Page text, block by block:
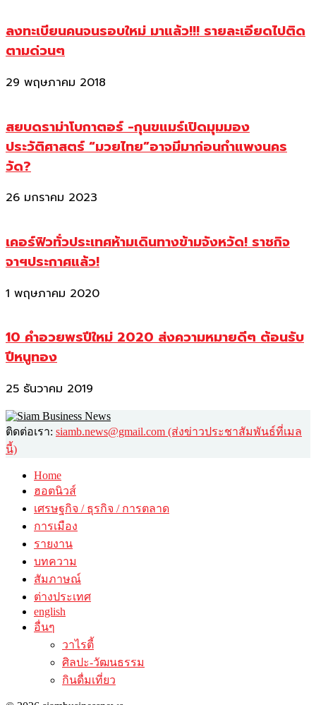
ลงทะเบียนคนจนรอบใหม่ มาแล้ว!!! รายละเอียดไปติด
ตามด่วนๆ
29 พฤษภาคม 2018
สยบดราม่าโบกาตอร์ -กุนขแมร์เปิดมุมมอง
ประวัติศาสตร์ “มวยไทย”อาจมีมาก่อนกำแพงนคร
วัด?
26 มกราคม 2023
เคอร์ฟิวทั่วประเทศห้ามเดินทางข้ามจังหวัด! ราชกิจ
จาฯประกาศแล้ว!
1 พฤษภาคม 2020
10 คำอวยพรปีใหม่ 2020 ส่งความหมายดีๆ ต้อนรับ
ปีหนูทอง
25 ธันวาคม 2019
ติดต่อเรา: siamb.news@gmail.com (ส่งข่าวประชาสัมพันธ์ที่เมล
นี้)
Home
ฮอตนิวส์
เศรษฐกิจ / ธุรกิจ / การตลาด
การเมือง
รายงาน
บทความ
สัมภาษณ์
ต่างประเทศ
english
อื่นๆ
วาไรตี้
ศิลปะ-วัฒนธรรม
กินดื่มเที่ยว